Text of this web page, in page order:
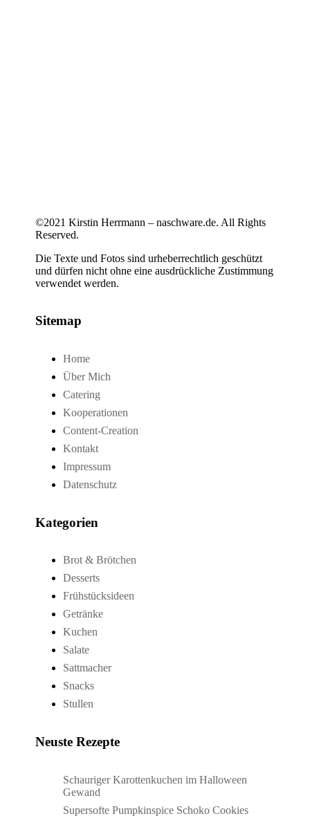
©2021 Kirstin Herrmann – naschware.de. All Rights
Reserved.
Die Texte und Fotos sind urheberrechtlich geschützt
und dürfen nicht ohne eine ausdrückliche Zustimmung
verwendet werden.
Sitemap
Home
Über Mich
Catering
Kooperationen
Content-Creation
Kontakt
Impressum
Datenschutz
Kategorien
Brot & Brötchen
Desserts
Frühstücksideen
Getränke
Kuchen
Salate
Sattmacher
Snacks
Stullen
Neuste Rezepte
Schauriger Karottenkuchen im Halloween
Gewand
Supersofte Pumpkinspice Schoko Cookies